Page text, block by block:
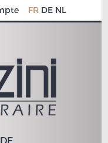
FR DE NL